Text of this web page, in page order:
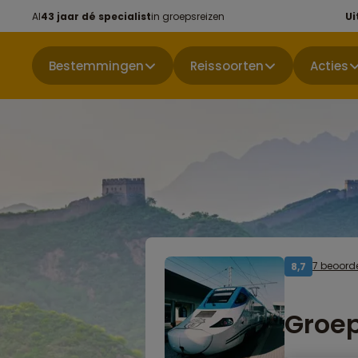
Al43 jaar dé specialistin groepsreizen
Bestemmingen Reissoorten Acties
8,7 7